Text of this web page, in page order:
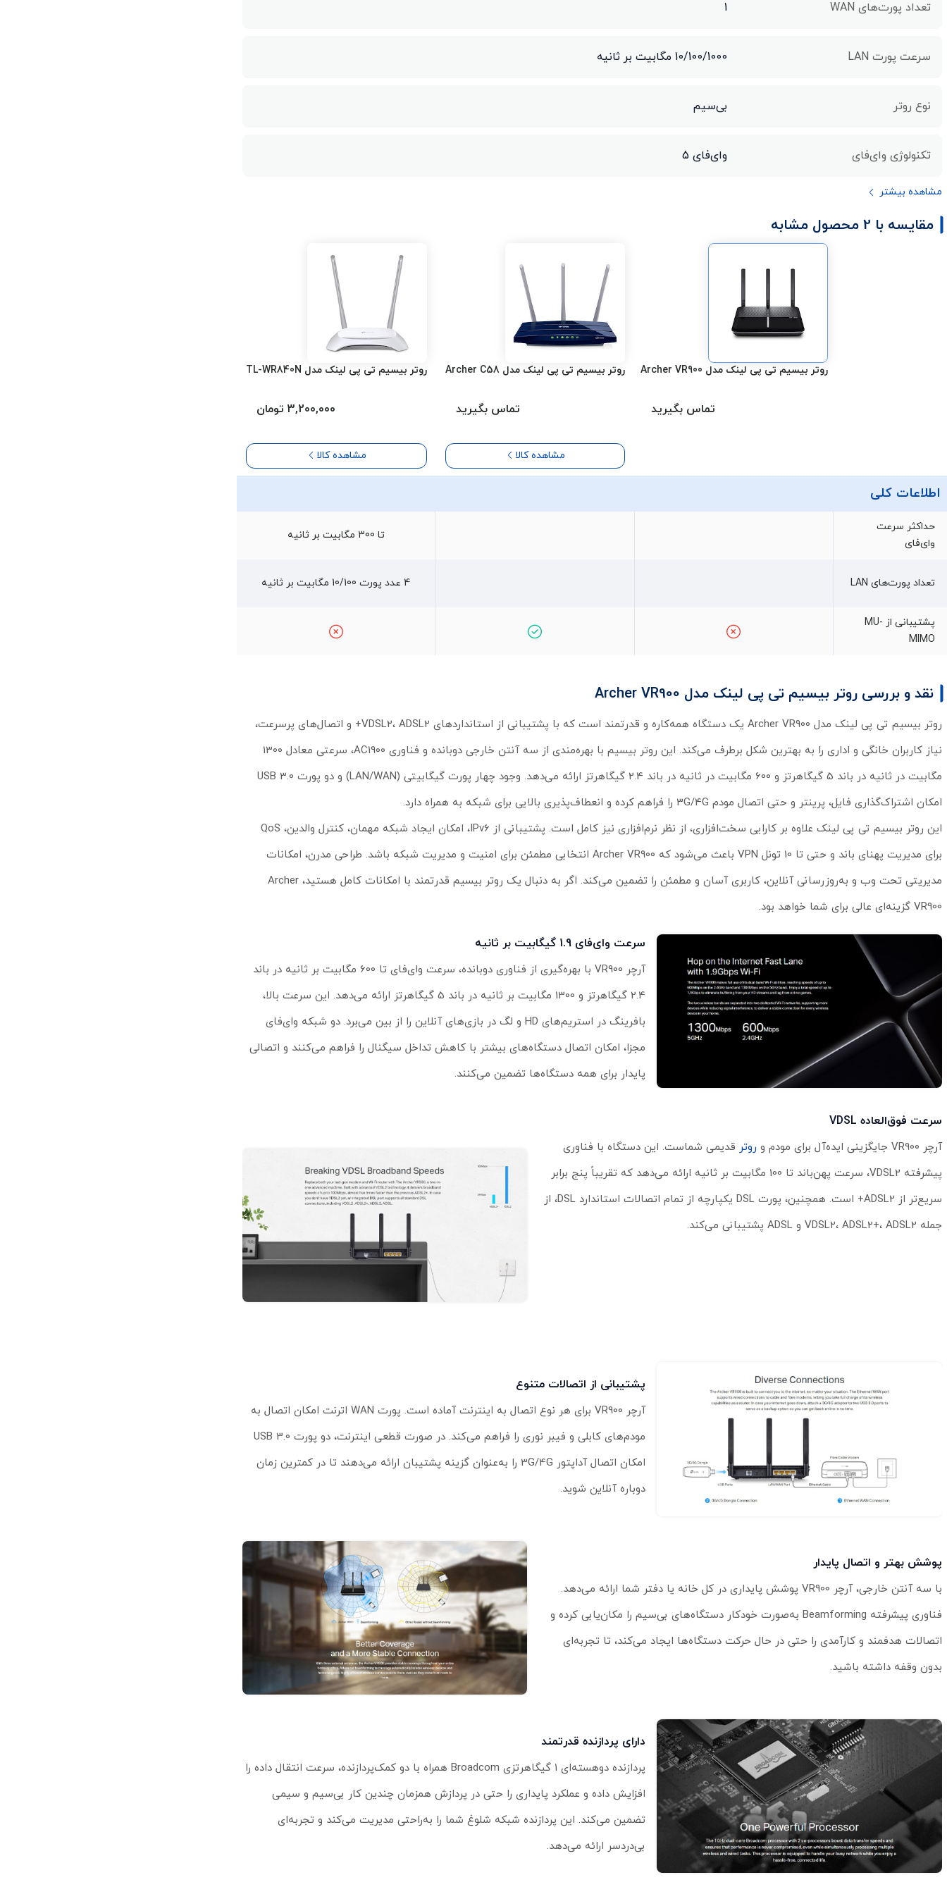
تعداد پورت‌های WAN 1
سرعت پورت LAN 10/100/1000 مگابیت بر ثانیه
نوع روتر بی‌سیم
تکنولوژی وای‌فای وای‌فای 5
مشاهده بیشتر
مقایسه با 2 محصول مشابه
روتر بیسیم تی پی لینک مدل Archer VR900
تماس بگیرید
روتر بیسیم تی پی لینک مدل Archer C58
تماس بگیرید
مشاهده کالا
روتر بیسیم تی پی لینک مدل TL-WR840N
3,200,000 تومان
مشاهده کالا
اطلاعات کلی
حداکثر سرعت
وای‌فای
تا 300 مگابیت بر ثانیه
تعداد پورت‌های LAN 4 عدد پورت 10/100 مگابیت بر ثانیه
پشتیبانی از MU-
MIMO
نقد و بررسی روتر بیسیم تی پی لینک مدل Archer VR900
روتر بیسیم تی پی لینک مدل Archer VR900 یک دستگاه همه‌کاره و قدرتمند است که با پشتیبانی از استانداردهای VDSL2، ADSL2+ و اتصال‌های پرسرعت،
نیاز کاربران خانگی و اداری را به بهترین شکل برطرف می‌کند. این روتر بیسیم با بهره‌مندی از سه آنتن خارجی دوبانده و فناوری AC1900، سرعتی معادل 1300
مگابیت در ثانیه در باند 5 گیگاهرتز و 600 مگابیت در ثانیه در باند 2.4 گیگاهرتز ارائه می‌دهد. وجود چهار پورت گیگابیتی (LAN/WAN) و دو پورت USB 3.0
امکان اشتراک‌گذاری فایل، پرینتر و حتی اتصال مودم 3G/4G را فراهم کرده و انعطاف‌پذیری بالایی برای شبکه به همراه دارد.
این روتر بیسیم تی پی لینک علاوه بر کارایی سخت‌افزاری، از نظر نرم‌افزاری نیز کامل است. پشتیبانی از IPv6، امکان ایجاد شبکه مهمان، کنترل والدین، QoS
برای مدیریت پهنای باند و حتی تا 10 تونل VPN باعث می‌شود که Archer VR900 انتخابی مطمئن برای امنیت و مدیریت شبکه باشد. طراحی مدرن، امکانات
مدیریتی تحت وب و به‌روزرسانی آنلاین، کاربری آسان و مطمئن را تضمین می‌کند. اگر به دنبال یک روتر بیسیم قدرتمند با امکانات کامل هستید، Archer
VR900 گزینه‌ای عالی برای شما خواهد بود.
سرعت وای‌فای 1.9 گیگابیت بر ثانیه
آرچر VR900 با بهره‌گیری از فناوری دوبانده، سرعت وای‌فای تا 600 مگابیت بر ثانیه در باند
2.4 گیگاهرتز و 1300 مگابیت بر ثانیه در باند 5 گیگاهرتز ارائه می‌دهد. این سرعت بالا،
بافرینگ در استریم‌های HD و لگ در بازی‌های آنلاین را از بین می‌برد. دو شبکه وای‌فای
مجزا، امکان اتصال دستگاه‌های بیشتر با کاهش تداخل سیگنال را فراهم می‌کنند و اتصالی
پایدار برای همه دستگاه‌ها تضمین می‌کنند.
سرعت فوق‌العاده VDSL
آرچر VR900 جایگزینی ایده‌آل برای مودم و روتر قدیمی شماست. این دستگاه با فناوری
پیشرفته VDSL2، سرعت پهن‌باند تا 100 مگابیت بر ثانیه ارائه می‌دهد که تقریباً پنج برابر
سریع‌تر از ADSL2+ است. همچنین، پورت DSL یکپارچه از تمام اتصالات استاندارد DSL، از
جمله VDSL2، ADSL2+، ADSL2 و ADSL پشتیبانی می‌کند.
پشتیبانی از اتصالات متنوع
آرچر VR900 برای هر نوع اتصال به اینترنت آماده است. پورت WAN اترنت امکان اتصال به
مودم‌های کابلی و فیبر نوری را فراهم می‌کند. در صورت قطعی اینترنت، دو پورت USB 3.0
امکان اتصال آداپتور 3G/4G را به‌عنوان گزینه پشتیبان ارائه می‌دهند تا در کمترین زمان
دوباره آنلاین شوید.
پوشش بهتر و اتصال پایدار
با سه آنتن خارجی، آرچر VR900 پوشش پایداری در کل خانه یا دفتر شما ارائه می‌دهد.
فناوری پیشرفته Beamforming به‌صورت خودکار دستگاه‌های بی‌سیم را مکان‌یابی کرده و
اتصالات هدفمند و کارآمدی را حتی در حال حرکت دستگاه‌ها ایجاد می‌کند، تا تجربه‌ای
بدون وقفه داشته باشید.
دارای پردازنده قدرتمند
پردازنده دوهسته‌ای 1 گیگاهرتزی Broadcom همراه با دو کمک‌پردازنده، سرعت انتقال داده را
افزایش داده و عملکرد پایداری را حتی در پردازش همزمان چندین کار بی‌سیم و سیمی
تضمین می‌کند. این پردازنده شبکه شلوغ شما را به‌راحتی مدیریت می‌کند و تجربه‌ای
بی‌دردسر ارائه می‌دهد.